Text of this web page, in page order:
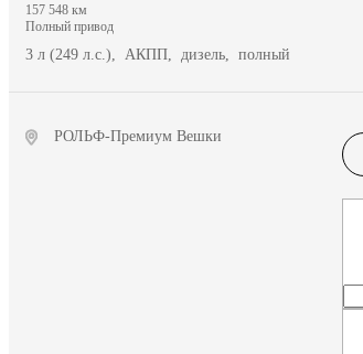
157 548 км
полный привод
3 л (249 л.с.), АКПП, дизель, полный
РОЛЬФ-Премиум Вешки